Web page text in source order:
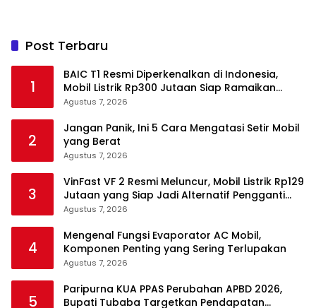
Post Terbaru
1
BAIC T1 Resmi Diperkenalkan di Indonesia,
Mobil Listrik Rp300 Jutaan Siap Ramaikan
Pasar EV
Agustus 7, 2026
2
Jangan Panik, Ini 5 Cara Mengatasi Setir Mobil
yang Berat
Agustus 7, 2026
3
VinFast VF 2 Resmi Meluncur, Mobil Listrik Rp129
Jutaan yang Siap Jadi Alternatif Pengganti
Motor
Agustus 7, 2026
4
Mengenal Fungsi Evaporator AC Mobil,
Komponen Penting yang Sering Terlupakan
Agustus 7, 2026
5
Paripurna KUA PPAS Perubahan APBD 2026,
Bupati Tubaba Targetkan Pendapatan